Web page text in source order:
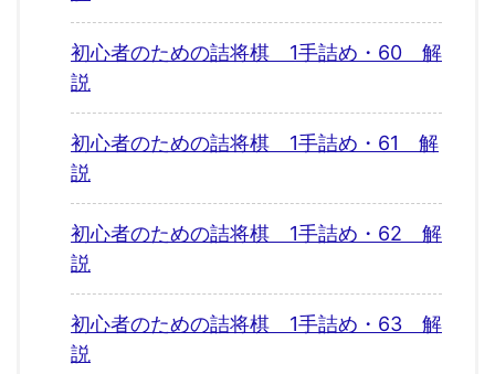
初心者のための詰将棋 1手詰め・60 解
説
初心者のための詰将棋 1手詰め・61 解
説
初心者のための詰将棋 1手詰め・62 解
説
初心者のための詰将棋 1手詰め・63 解
説